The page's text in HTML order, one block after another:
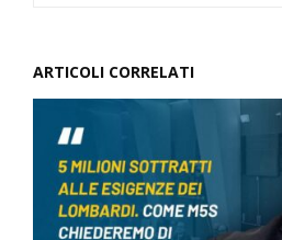
ARTICOLI CORRELATI